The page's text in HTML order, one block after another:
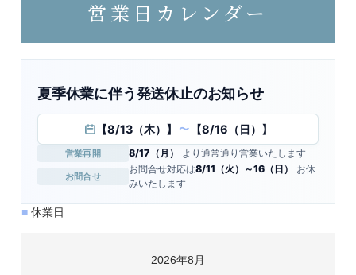
営業日カレンダー
夏季休業に伴う発送休止のお知らせ
【8/13（木）】 〜 【8/16（日）】
営業再開 8/17（月） より通常通り営業いたします
お問合せ
お問合せ対応は8/11（火）～16（日）
お休
みいたします
■休業日
2026年8月